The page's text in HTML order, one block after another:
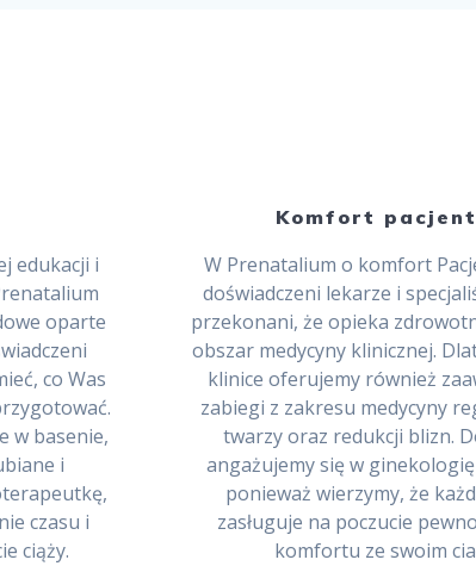
edukacji i
oparte
co Was
w basenie,
i
czasu i
ciąży.
Komfort
W Prenatalium o komfort
doświadczeni lekarze i
przekonani, że opieka
obszar medycyny klinicznej.
klinice oferujemy również
zabiegi z zakresu medycyny
twarzy oraz redukcji blizn.
angażujemy się w
ponieważ wierzymy, że
zasługuje na poczucie
komfortu ze swoim